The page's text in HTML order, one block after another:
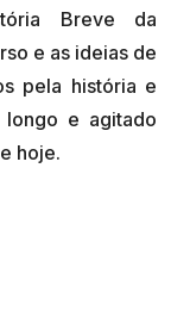
Breve da
e as ideias de
pela história e
e agitado